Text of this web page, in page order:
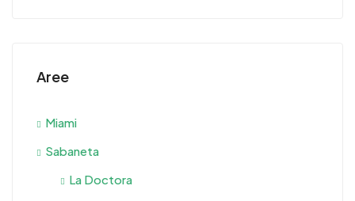
Aree
Miami
Sabaneta
La Doctora